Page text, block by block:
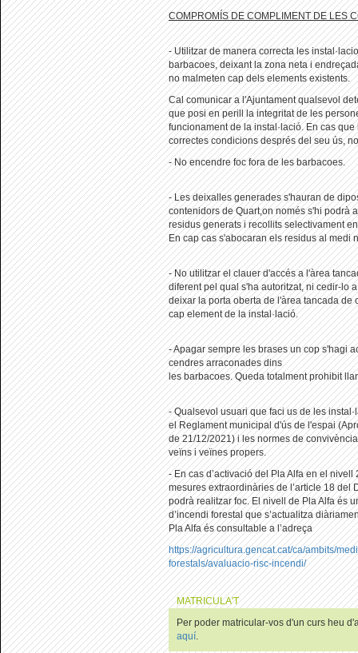
COMPROMÍS DE COMPLIMENT DE LES
- Utilitzar de manera correcta les
barbacoes, deixant la zona neta i
no malmeten cap dels elements existents.
Cal comunicar a l'Ajuntament qualsevol
que posi en perill la integritat de les
funcionament de la instal·lació. En cas
correctes condicions després del seu ús,
- No encendre foc fora de les barbacoes.
- Les deixalles generades s'hauran de
contenidors de Quart,on només s'hi podrà
residus generats i recollits selectivament
En cap cas s'abocaran els residus al medi
- No utilitzar el clauer d'accés a l'àrea
diferent pel qual s'ha autoritzat, ni cedir-lo
deixar la porta oberta de l'àrea tancada de
cap element de la instal·lació.
- Apagar sempre les brases un cop s'hagi
cendres arraconades dins
les barbacoes. Queda totalment prohibit
- Qualsevol usuari que faci us de les
el Reglament municipal d'ús de l'espai
de 21/12/2021) i les normes de
veïns i veïnes propers.
- En cas d’activació del Pla Alfa en el
mesures extraordinàries de l’article 18 del
podrà realitzar foc. El nivell de Pla Alfa és
d’incendi forestal que s’actualitza
Pla Alfa és consultable a l’adreça
https://agricultura.gencat.cat/ca/ambits/
forestals/avaluacio-risc-incendi/
MATRICULA'T
Per poder matricular-vos d'un curs heu
aquí.